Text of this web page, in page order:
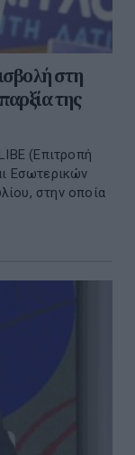
στη
της
(Επιτροπή
Εσωτερικών
στην οποία